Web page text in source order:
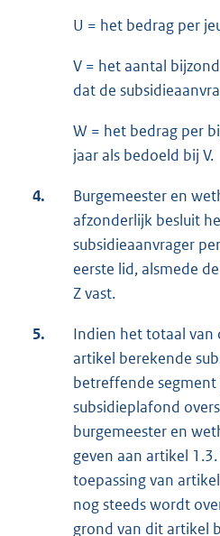
U = het bedrag per
V = het aantal
dat de
W = het bedrag per
jaar als bedoeld bij V.
4.
Burgemeester en
afzonderlijk besluit
subsidieaanvrager
eerste lid, alsmede
Z vast.
5.
Indien het totaal van
artikel berekende
betreffende segment
subsidieplafond
burgemeester en
geven aan artikel
toepassing van
nog steeds wordt
grond van dit artikel